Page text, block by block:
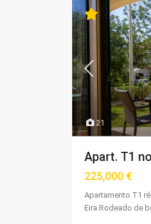
21
Apart. T1
225,000 €
Apartamento T1
Eira.Rodeado de